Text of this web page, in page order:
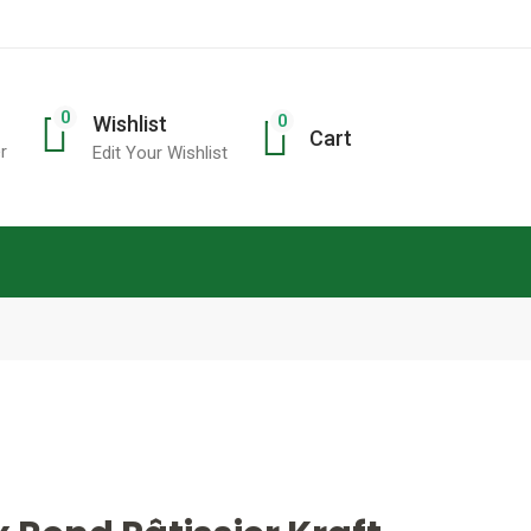
0 Wishlist
Edit Your Wishlist
0
Cart